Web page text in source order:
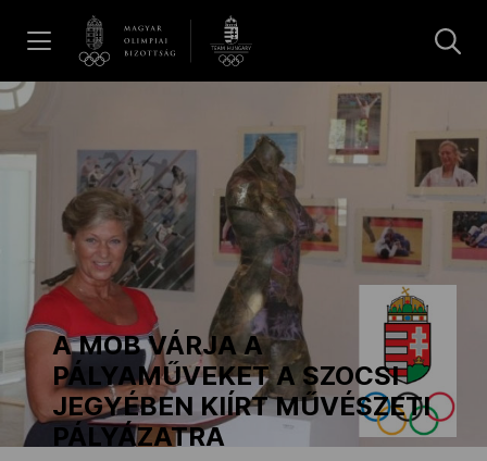
Galéria
Dakar 2026
Los Angeles 2028
MOB
A MOB VÁRJA A
PÁLYAMŰVEKET A SZOCSI
JEGYÉBEN KIÍRT MŰVÉSZETI
PÁLYÁZATRA